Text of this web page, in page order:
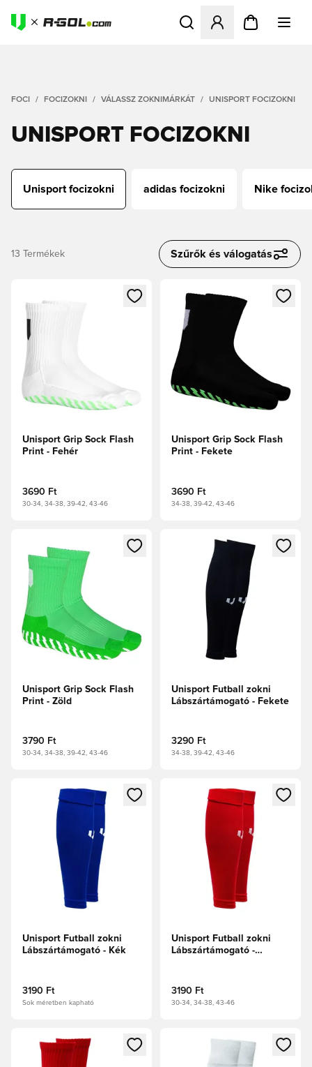
Megnyit egy modált a
FOCI FOCIZOKNI VÁLASSZ ZOKNIMÁRKÁT UNISPORT FOCIZOKNI
UNISPORT FOCIZOKNI
Unisport focizokni adidas focizokni Nike
13 Termékek Szűrők és válogatás
Megnyit egy modált a bejelentkezéshez vagy a tagként
Unisport Grip Sock Flash
Print - Fehér
3690 Ft
30-34, 34-38, 39-42, 43-46
Megnyit egy modált a
Unisport Grip Sock Flash
Print - Fekete
3690 Ft
34-38, 39-42, 43-46
Megnyit egy modált a bejelentkezéshez vagy a tagként
Unisport Grip Sock Flash
Print - Zöld
3790 Ft
30-34, 34-38, 39-42, 43-46
Megnyit egy modált a
Unisport Futball zokni
Lábszártámogató - Fekete
3290 Ft
34-38, 39-42, 43-46
Megnyit egy modált a bejelentkezéshez vagy a tagként
Unisport Futball zokni
Lábszártámogató - Kék
3190 Ft
Sok méretben kapható
Megnyit egy modált a
Unisport Futball zokni
Lábszártámogató -
3190 Ft
30-34, 34-38, 43-46
Megnyit egy modált a bejelentkezéshez vagy a tagként
Megnyit egy modált a